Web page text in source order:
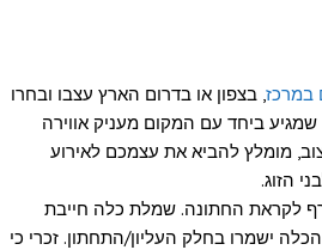
במרכז, בצפון או בדרום הארץ עצבו ובחרו
ביחד עם המקום מעניק אווירה
מומלץ להביא את עצמכם לאירוע
הזוג.
לקראת החתונה. שמלת כלה חייבת
ישמרו בחלק העליון/התחתון. זכרי כי